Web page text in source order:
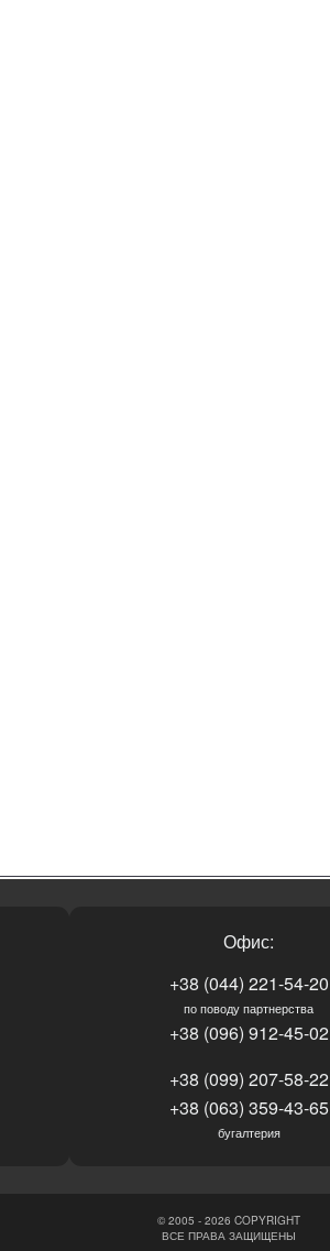
Офис:
+38 (044) 221-54-20
по поводу партнерства
+38 (096) 912-45-02
+38 (099) 207-58-22
+38 (063) 359-43-65
бугалтерия
© 2005 - 2026 COPYRIGHT
ВСЕ ПРАВА ЗАЩИЩЕНЫ